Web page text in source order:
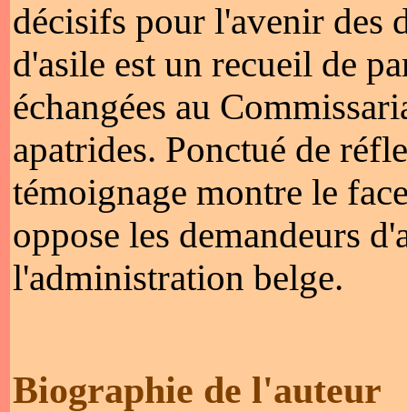
décisifs pour l'avenir des
d'asile est un recueil de
échangées au
apatrides. Ponctué de
témoignage montre le
oppose les demandeurs
l'administration belge.
Biographie de l'auteur